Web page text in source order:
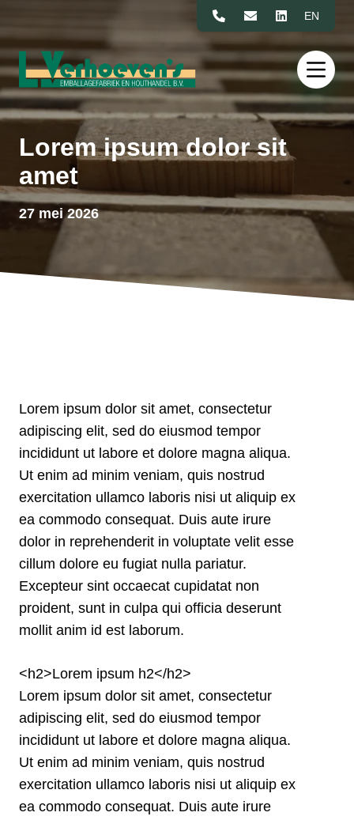
EN
Lorem ipsum dolor sit
amet
27 mei 2026
Lorem ipsum dolor sit amet, consectetur
adipiscing elit, sed do eiusmod tempor
incididunt ut labore et dolore magna aliqua.
Ut enim ad minim veniam, quis nostrud
exercitation ullamco laboris nisi ut aliquip ex
ea commodo consequat. Duis aute irure
dolor in reprehenderit in voluptate velit esse
cillum dolore eu fugiat nulla pariatur.
Excepteur sint occaecat cupidatat non
proident, sunt in culpa qui officia deserunt
mollit anim id est laborum.
<h2>Lorem ipsum h2</h2>
Lorem ipsum dolor sit amet, consectetur
adipiscing elit, sed do eiusmod tempor
incididunt ut labore et dolore magna aliqua.
Ut enim ad minim veniam, quis nostrud
exercitation ullamco laboris nisi ut aliquip ex
ea commodo consequat. Duis aute irure